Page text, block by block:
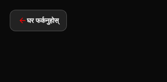
घर फर्कनुहोस्